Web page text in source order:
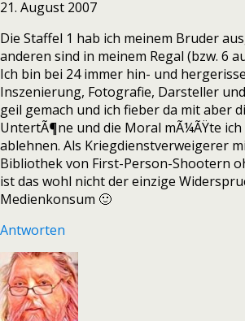
21. August 2007
Die Staffel 1 hab ich meinem Bruder
anderen sind in meinem Regal (bzw. 6
Ich bin bei 24 immer hin- und
Inszenierung, Fotografie, Darsteller
geil gemach und ich fieber da mit aber
UntertÃ¶ne und die Moral mÃ¼ÃŸte
ablehnen. Als Kriegdienstverweigerer
Bibliothek von First-Person-Shootern
ist das wohl nicht der einzige
Medienkonsum 🙂
Antworten